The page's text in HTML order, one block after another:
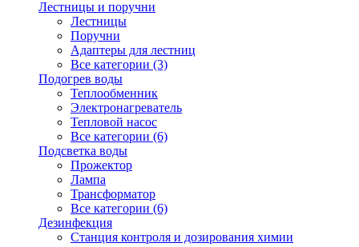
Лестницы и поручни
Лестницы
Поручни
Адаптеры для лестниц
Все категории (3)
Подогрев воды
Теплообменник
Электронагреватель
Тепловой насос
Все категории (6)
Подсветка воды
Прожектор
Лампа
Трансформатор
Все категории (6)
Дезинфекция
Станция контроля и дозирования химии